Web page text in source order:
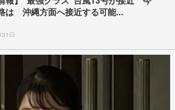
は 沖縄方面へ接近する可能...
日